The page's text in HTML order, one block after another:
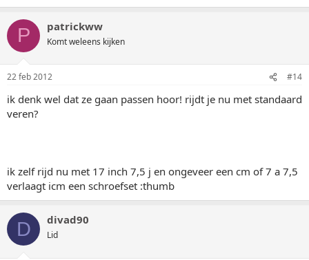
P patrickww
Komt weleens kijken
22 feb 2012 #14
ik denk wel dat ze gaan passen hoor! rijdt je nu met standaard
veren?
ik zelf rijd nu met 17 inch 7,5 j en ongeveer een cm of 7 a 7,5
verlaagt icm een schroefset :thumb
D divad90
Lid